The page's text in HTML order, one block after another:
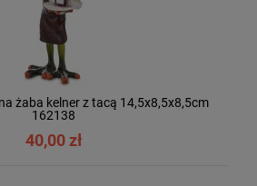
żaba kelner z tacą 14,5x8,5x8,5cm
162138
40,00 zł